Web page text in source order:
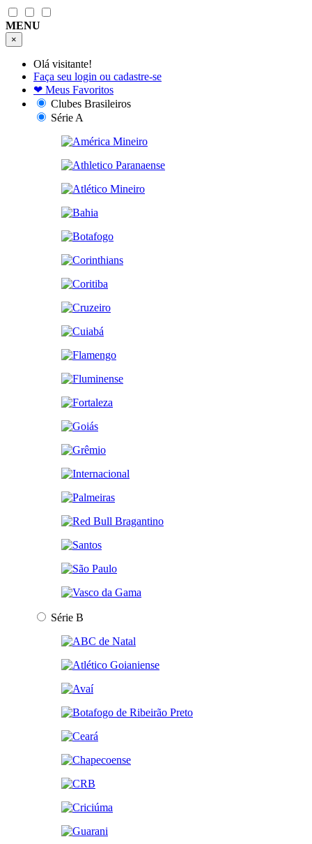
MENU
×
Olá visitante!
Faça seu login ou cadastre-se
❤ Meus Favoritos
Clubes Brasileiros
Série A
Série B